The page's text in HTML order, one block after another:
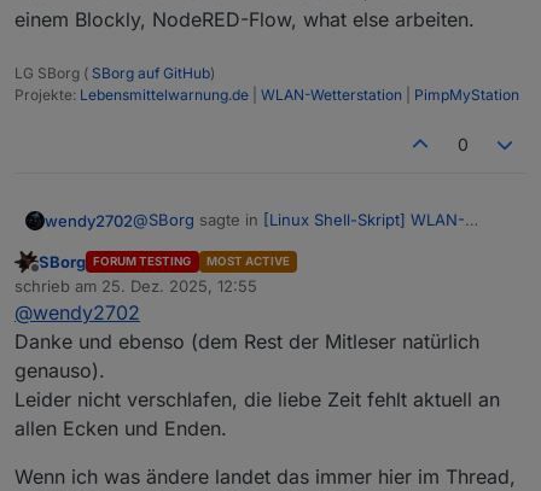
einem Blockly, NodeRED-Flow, what else arbeiten.
LG SBorg ( SBorg auf GitHub)
Projekte: Lebensmittelwarnung.de WLAN-Wetterstation PimpMyStation
0
wendy2702@SBorg sagte in [Linux Shell-Skript] WLAN-
@ wendy2702
Ist mir gar nicht aufgefallen, kam wohl mit
irgendeinem Firmwareupdate. Die
führende Null mehr bei den Werten (ich
verarbeite den Wert 1:1).
Problem. So wird ein Zahlenwert von ".123"
Hallo und Frohe Weihnachten,
habe nur das Update verschlafen?
Danke und Gruß
Offline
SBorg FORUM TESTING MOST ACTIVE
schrieb am 25. Dez. 2025, 12:55
zuletzt editiert von
@wendy2702
Danke und ebenso (dem Rest der Mitleser natürlich
genauso).
Leider nicht verschlafen, die liebe Zeit fehlt aktuell an
allen Ecken und Enden.
Wenn ich was ändere landet das immer hier im Thread,